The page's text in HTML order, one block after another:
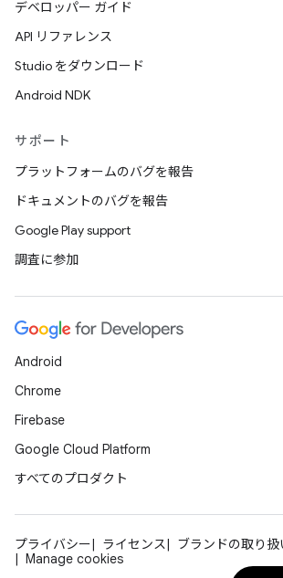
デベロッパー ガイド
API リファレンス
Studio をダウンロード
Android NDK
サポート
プラットフォームのバグを報告
ドキュメントのバグを報告
Google Play support
調査に参加
Android
Chrome
Firebase
Google Cloud Platform
すべてのプロダクト
プライバシー ライセンス
ブランドの取り
Manage cookies